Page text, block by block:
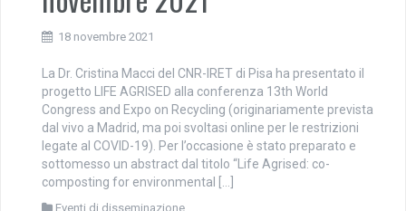
18 novembre 2021
La Dr. Cristina Macci del CNR-IRET di Pisa ha presentato il
progetto LIFE AGRISED alla conferenza 13th World
Congress and Expo on Recycling (originariamente prevista
dal vivo a Madrid, ma poi svoltasi online per le restrizioni
legate al COVID-19). Per l’occasione è stato preparato e
sottomesso un abstract dal titolo “Life Agrised: co-
composting for environmental […]
Eventi di disseminazione